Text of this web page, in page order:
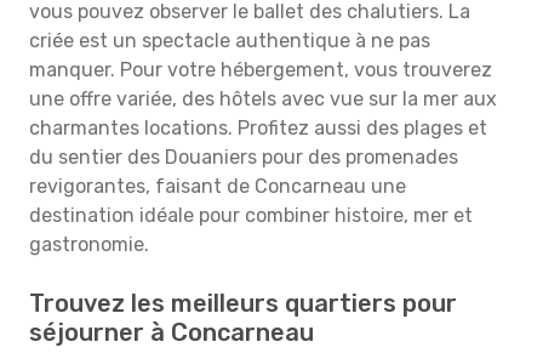
vous pouvez observer le ballet des chalutiers. La
criée est un spectacle authentique à ne pas
manquer. Pour votre hébergement, vous trouverez
une offre variée, des hôtels avec vue sur la mer aux
charmantes locations. Profitez aussi des plages et
du sentier des Douaniers pour des promenades
revigorantes, faisant de Concarneau une
destination idéale pour combiner histoire, mer et
gastronomie.
Trouvez les meilleurs quartiers pour
séjourner à Concarneau